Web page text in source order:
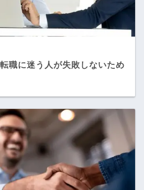
転職に迷う人が失敗しないため